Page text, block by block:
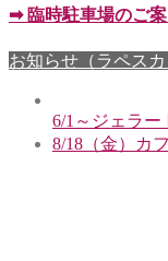
➡ 臨時駐車場のご
お知らせ（ラペスカ
6/1～ジェラー
8/18（金）カ